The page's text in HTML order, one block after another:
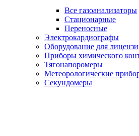
Все газоанализаторы
Cтационарные
Переносные
Электрокардиографы
Оборудование для
Приборы химического
Тягонапоромеры
Метеорологические
Секундомеры